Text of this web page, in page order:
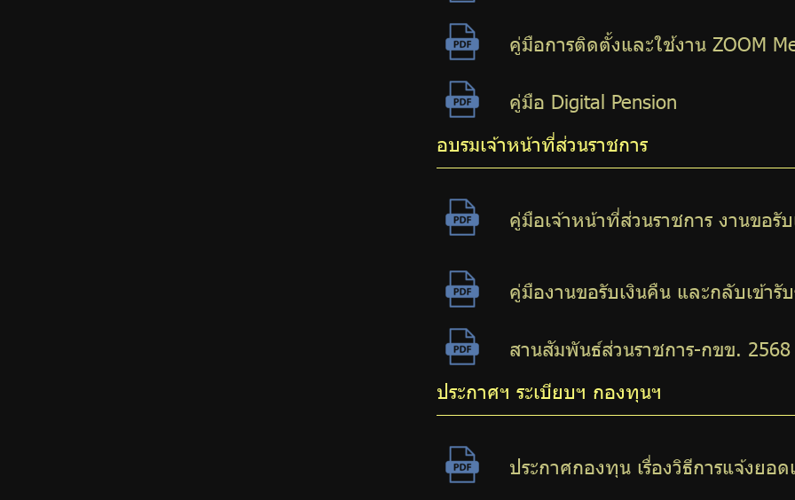
คู่มือการติดตั้งและใช้งาน ZOOM
คู่มือ Digital Pension
อบรมเจ้าหน้าที่ส่วนราชการ
คู่มือเจ้าหน้าที่ส่วนราชการ งานขอรั
คู่มืองานขอรับเงินคืน และกลับเข้ารั
สานสัมพันธ์ส่วนราชการ-กขข. 2568
ประกาศฯ ระเบียบฯ กองทุนฯ
ประกาศกองทุน เรื่องวิธีการแจ้งย